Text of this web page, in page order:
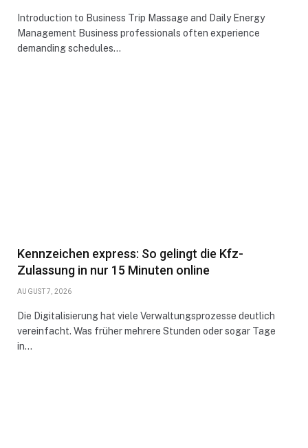
Introduction to Business Trip Massage and Daily Energy
Management Business professionals often experience
demanding schedules…
Kennzeichen express: So gelingt die Kfz-
Zulassung in nur 15 Minuten online
AUGUST 7, 2026
Die Digitalisierung hat viele Verwaltungsprozesse deutlich
vereinfacht. Was früher mehrere Stunden oder sogar Tage
in…